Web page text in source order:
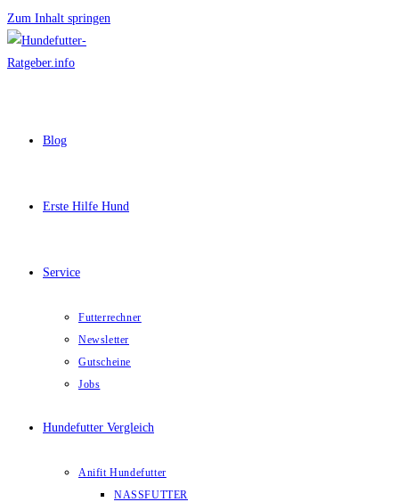
Zum Inhalt springen
Blog
Erste Hilfe Hund
Service
Futterrechner
Newsletter
Gutscheine
Jobs
Hundefutter Vergleich
Anifit Hundefutter
NASSFUTTER